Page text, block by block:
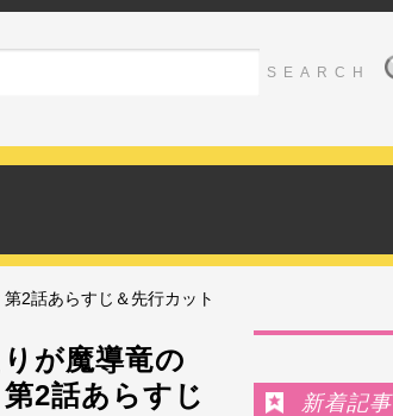
2話あらすじ＆先行カット
が魔導竜の
2話あらすじ
新着記事